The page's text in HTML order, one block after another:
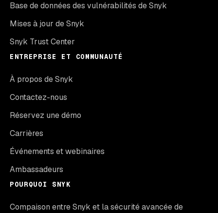
Base de données des vulnérabilités de Snyk
Mises à jour de Snyk
Snyk Trust Center
ENTREPRISE ET COMMUNAUTÉ
À propos de Snyk
Contactez-nous
Réservez une démo
Carrières
Événements et webinaires
Ambassadeurs
POURQUOI SNYK
Compaison entre Snyk et la sécurité avancée de